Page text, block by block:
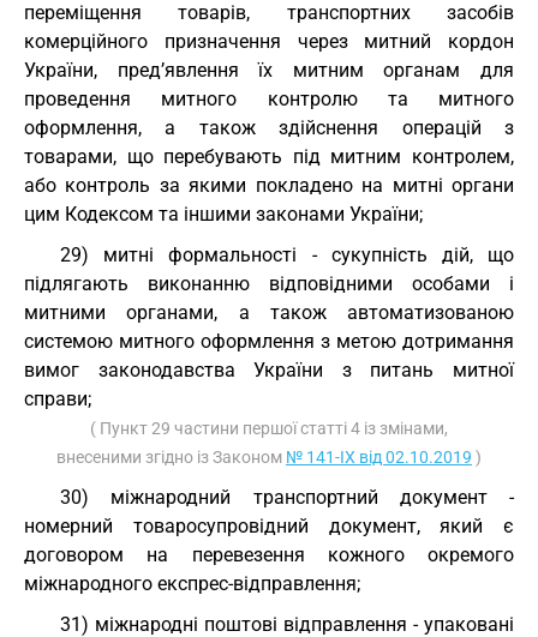
переміщення товарів, транспортних засобів
комерційного призначення через митний кордон
України, пред’явлення їх митним органам для
проведення митного контролю та митного
оформлення, а також здійснення операцій з
товарами, що перебувають під митним контролем,
або контроль за якими покладено на митні органи
цим Кодексом та іншими законами України;
29) митні формальності - сукупність дій, що
підлягають виконанню відповідними особами і
митними органами, а також автоматизованою
системою митного оформлення з метою дотримання
вимог законодавства України з питань митної
справи;
( Пункт 29 частини першої статті 4 із змінами,
внесеними згідно із Законом № 141-IX від 02.10.2019 )
30) міжнародний транспортний документ -
номерний товаросупровідний документ, який є
договором на перевезення кожного окремого
міжнародного експрес-відправлення;
31) міжнародні поштові відправлення - упаковані